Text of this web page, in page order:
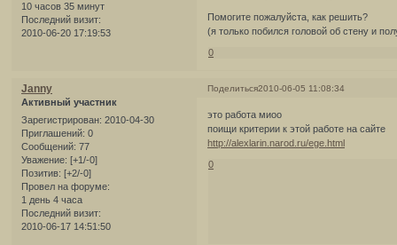
10 часов 35 минут
Последний визит:
2010-06-20 17:19:53
Помогите пожалуйста, как решить?
(я только побился головой об стену и
0
Поделиться2010-06-05 11:08:34
Janny
Активный участник
Зарегистрирован: 2010-04-30
Приглашений: 0
Сообщений: 77
Уважение: [+1/-0]
Позитив: [+2/-0]
Провел на форуме:
1 день 4 часа
Последний визит:
2010-06-17 14:51:50
это работа миоо
поищи критерии к этой работе на сайте
http://alexlarin.narod.ru/ege.html
0